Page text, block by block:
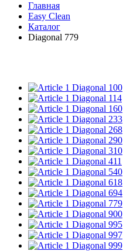
Главная
Easy Clean
Каталог
Diagonal 779
Diagonal 100
Diagonal 114
Diagonal 160
Diagonal 233
Diagonal 268
Diagonal 290
Diagonal 310
Diagonal 411
Diagonal 540
Diagonal 618
Diagonal 694
Diagonal 779
Diagonal 900
Diagonal 995
Diagonal 997
Diagonal 999